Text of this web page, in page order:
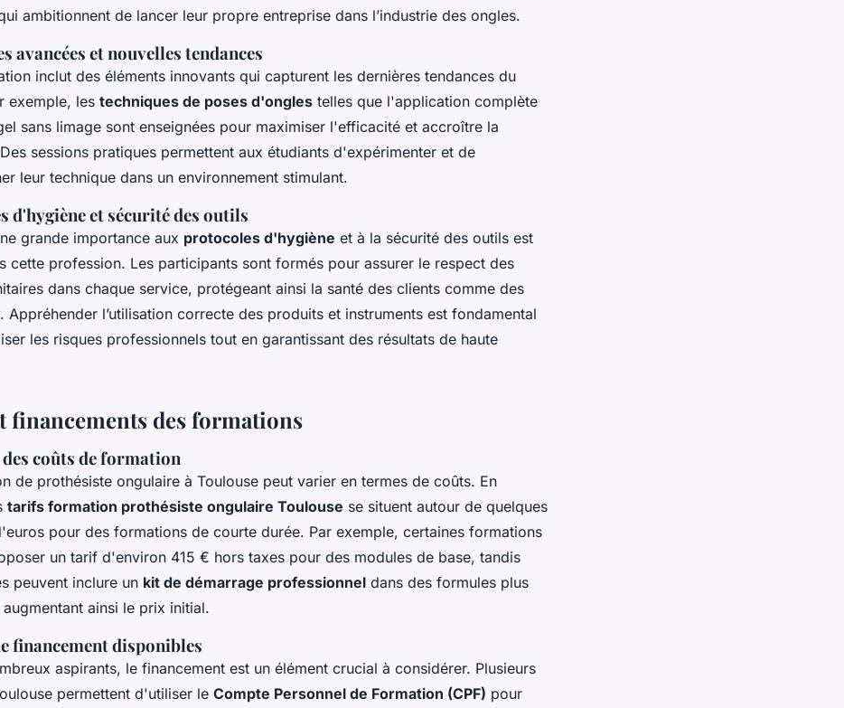
ambitionnent de lancer leur propre entreprise dans l’industrie des ongles.
avancées et nouvelles tendances
inclut des éléments innovants qui capturent les dernières tendances du
exemple, les techniques de poses d'ongles telles que l'application complète
sans limage sont enseignées pour maximiser l'efficacité et accroître la
sessions pratiques permettent aux étudiants d'expérimenter et de
leur technique dans un environnement stimulant.
d'hygiène et sécurité des outils
grande importance aux protocoles d'hygiène et à la sécurité des outils est
cette profession. Les participants sont formés pour assurer le respect des
dans chaque service, protégeant ainsi la santé des clients comme des
Appréhender l’utilisation correcte des produits et instruments est fondamental
les risques professionnels tout en garantissant des résultats de haute
financements des formations
coûts de formation
de prothésiste ongulaire à Toulouse peut varier en termes de coûts. En
tarifs formation prothésiste ongulaire Toulouse se situent autour de quelques
pour des formations de courte durée. Par exemple, certaines formations
un tarif d'environ 415 € hors taxes pour des modules de base, tandis
peuvent inclure un kit de démarrage professionnel dans des formules plus
ainsi le prix initial.
financement disponibles
aspirants, le financement est un élément crucial à considérer. Plusieurs
permettent d'utiliser le Compte Personnel de Formation (CPF) pour